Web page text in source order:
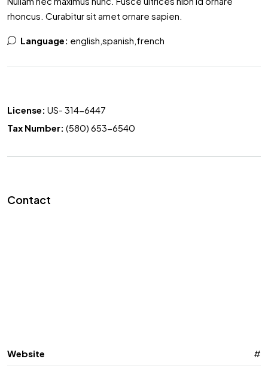
rhoncus. Curabitur sit amet ornare sapien.
Language: english,spanish,french
License: US- 314-6447
Tax Number: (580) 653-6540
Contact
Website #